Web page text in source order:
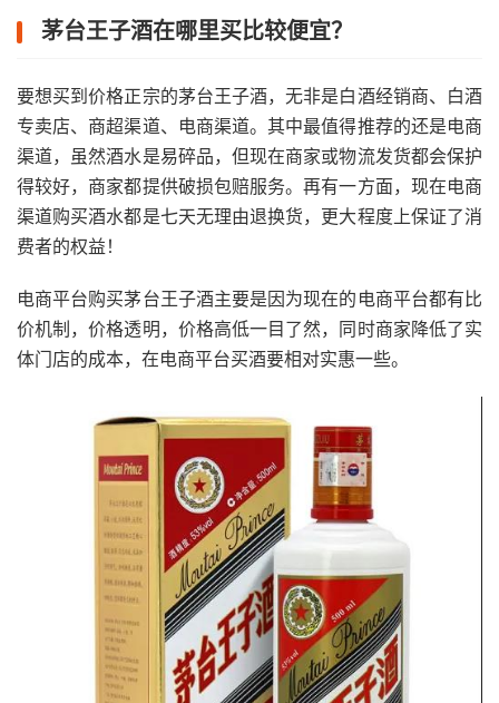
茅台王子酒在哪里买比较便宜？
要想买到价格正宗的茅台王子酒，无非是白酒经销商、白酒
专卖店、商超渠道、电商渠道。其中最值得推荐的还是电商
渠道，虽然酒水是易碎品，但现在商家或物流发货都会保护
得较好，商家都提供破损包赔服务。再有一方面，现在电商
渠道购买酒水都是七天无理由退换货，更大程度上保证了消
费者的权益！
电商平台购买茅台王子酒主要是因为现在的电商平台都有比
价机制，价格透明，价格高低一目了然，同时商家降低了实
体门店的成本，在电商平台买酒要相对实惠一些。